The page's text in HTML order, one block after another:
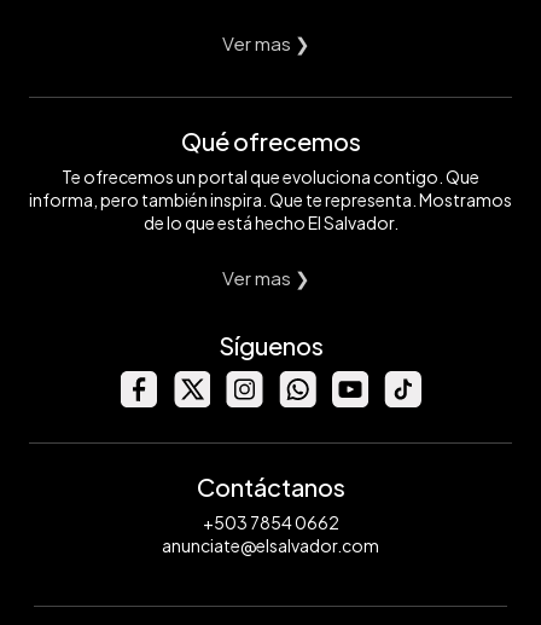
Ver mas ❯
Qué ofrecemos
Te ofrecemos un portal que evoluciona contigo. Que
informa, pero también inspira. Que te representa. Mostramos
de lo que está hecho El Salvador.
Ver mas ❯
Síguenos
Contáctanos
+503 7854 0662
anunciate@elsalvador.com